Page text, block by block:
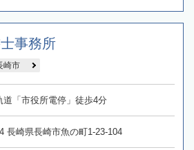
事務所
崎市
道「市役所電停」徒歩4分
長崎県長崎市魚の町1-23-104